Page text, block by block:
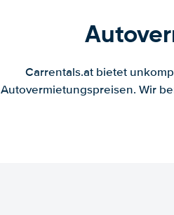
Carrentals.at bietet
Autovermietungspreisen. Wir